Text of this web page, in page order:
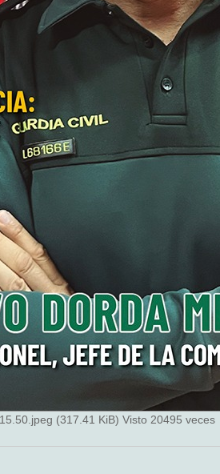
(317.41 KiB) Visto 20495 veces